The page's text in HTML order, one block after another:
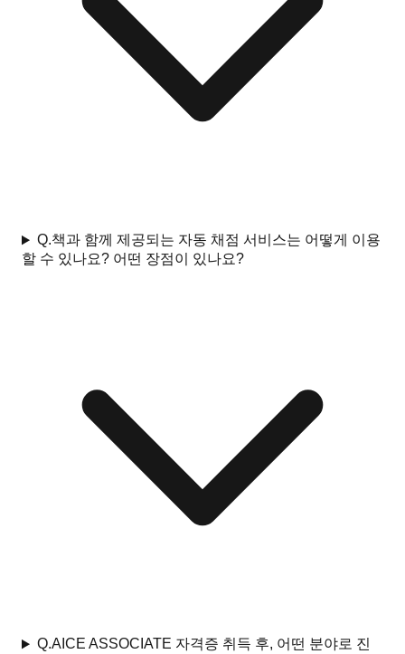
Q.책과 함께 제공되는 자동 채점 서비스는 어떻게 이용
할 수 있나요? 어떤 장점이 있나요?
Q.AICE ASSOCIATE 자격증 취득 후, 어떤 분야로 진